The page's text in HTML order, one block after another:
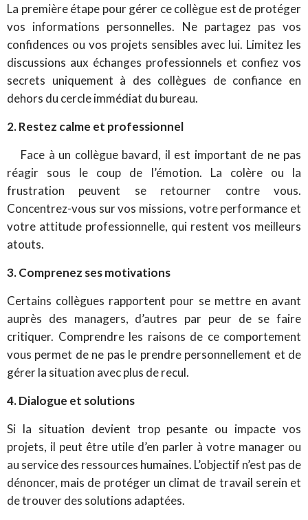
La première étape pour gérer ce collègue est de protéger
vos informations personnelles. Ne partagez pas vos
confidences ou vos projets sensibles avec lui. Limitez les
discussions aux échanges professionnels et confiez vos
secrets uniquement à des collègues de confiance en
dehors du cercle immédiat du bureau.
2. Restez calme et professionnel
Face à un collègue bavard, il est important de ne pas
réagir sous le coup de l’émotion. La colère ou la
frustration peuvent se retourner contre vous.
Concentrez-vous sur vos missions, votre performance et
votre attitude professionnelle, qui restent vos meilleurs
atouts.
3. Comprenez ses motivations
Certains collègues rapportent pour se mettre en avant
auprès des managers, d’autres par peur de se faire
critiquer. Comprendre les raisons de ce comportement
vous permet de ne pas le prendre personnellement et de
gérer la situation avec plus de recul.
4. Dialogue et solutions
Si la situation devient trop pesante ou impacte vos
projets, il peut être utile d’en parler à votre manager ou
au service des ressources humaines. L’objectif n’est pas de
dénoncer, mais de protéger un climat de travail serein et
de trouver des solutions adaptées.